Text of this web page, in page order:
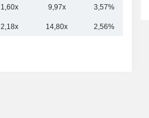
1,60x 9,97x 3,57%
2,18x 14,80x 2,56%